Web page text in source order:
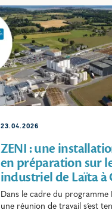
23.04.2026
ZENI : une
en préparation sur
industriel de Laïta à
Dans le cadre du programme
une réunion de travail s’est